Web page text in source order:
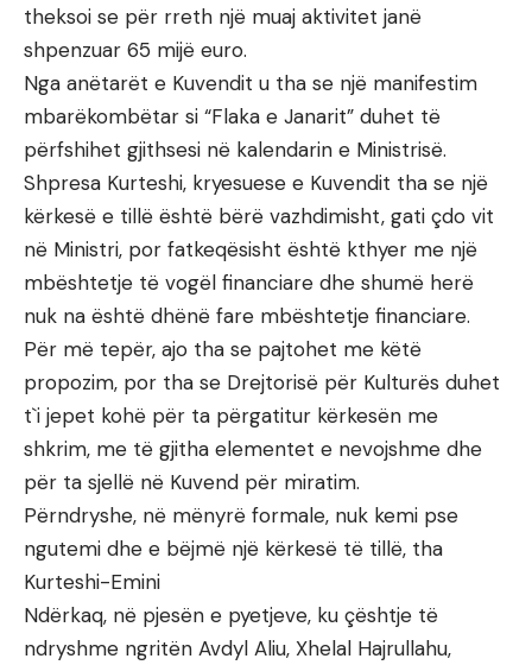
theksoi se për rreth një muaj aktivitet janë
shpenzuar 65 mijë euro.
Nga anëtarët e Kuvendit u tha se një manifestim
mbarëkombëtar si “Flaka e Janarit” duhet të
përfshihet gjithsesi në kalendarin e Ministrisë.
Shpresa Kurteshi, kryesuese e Kuvendit tha se një
kërkesë e tillë është bërë vazhdimisht, gati çdo vit
në Ministri, por fatkeqësisht është kthyer me një
mbështetje të vogël financiare dhe shumë herë
nuk na është dhënë fare mbështetje financiare.
Për më tepër, ajo tha se pajtohet me këtë
propozim, por tha se Drejtorisë për Kulturës duhet
t`i jepet kohë për ta përgatitur kërkesën me
shkrim, me të gjitha elementet e nevojshme dhe
për ta sjellë në Kuvend për miratim.
Përndryshe, në mënyrë formale, nuk kemi pse
ngutemi dhe e bëjmë një kërkesë të tillë, tha
Kurteshi-Emini
Ndërkaq, në pjesën e pyetjeve, ku çështje të
ndryshme ngritën Avdyl Aliu, Xhelal Hajrullahu,